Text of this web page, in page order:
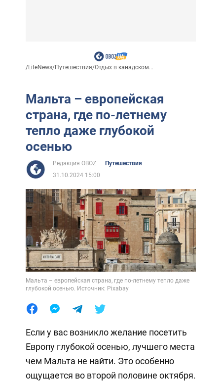
/LiteNews/Путешествия/Отдых в канадском...
Мальта – европейская
страна, где по-летнему
тепло даже глубокой
осенью
Редакция OBOZ
Путешествия
31.10.2024 15:00
Мальта – европейская страна, где по-летнему тепло даже
глубокой осенью. Источник: Pixabay
Если у вас возникло желание посетить
Европу глубокой осенью, лучшего места
чем Мальта не найти. Это особенно
ощущается во второй половине октября.